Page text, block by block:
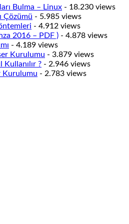
Bulma – Linux - 18.230 views
Çözümü - 5.985 views
- 4.912 views
2016 – PDF ) - 4.878 views
- 4.189 views
Kurulumu - 3.879 views
Kullanılır ? - 2.946 views
Kurulumu - 2.783 views